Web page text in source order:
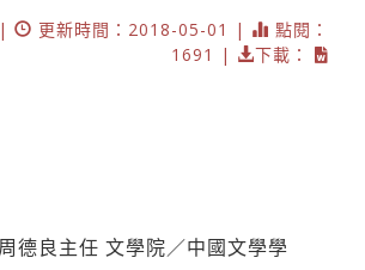
更新時間：2018-05-01 |
點閱：
1691 |
下載：
德良主任 文學院／中國文學學